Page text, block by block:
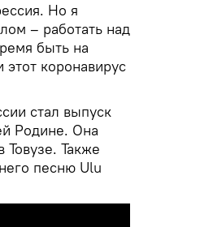
Но я
– работать над
быть на
этот коронавирус
стал выпуск
Родине. Она
Также
песню Ulu